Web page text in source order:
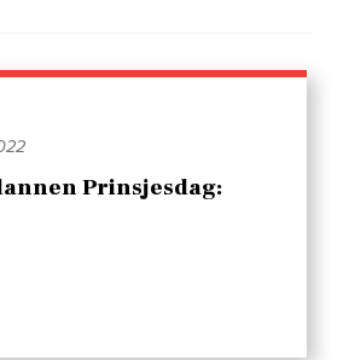
Prinsjesdag: